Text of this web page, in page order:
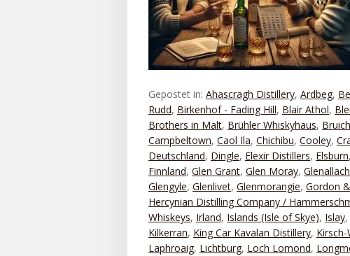
Gepostet in: Ahascragh Distillery, Ardbeg,
Rudd, Birkenhof - Fading Hill, Blair Athol,
Brothers in Malt, Brühler Whiskyhaus,
Campbeltown, Caol Ila, Chichibu, Cooley,
Deutschland, Dingle, Elexir Distillers, Elsburn,
Finnland, Glen Grant, Glen Moray,
Glengyle, Glenlivet, Glenmorangie, Gordon
Hercynian Distilling Company /
Whiskeys, Irland, Islands (Isle of Skye), Islay,
Kilkerran, King Car Kavalan Distillery,
Laphroaig, Lichtburg, Loch Lomond,